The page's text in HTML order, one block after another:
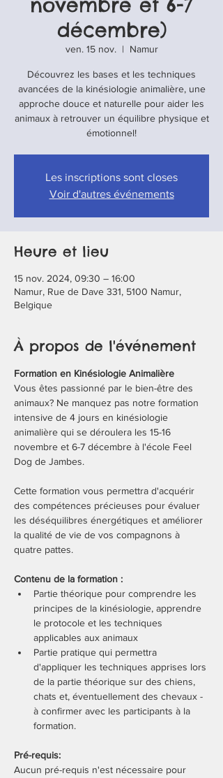
décembre)
ven. 15 nov.
  |
Namur
Découvrez les bases et les techniques
avancées de la kinésiologie animalière, une
approche douce et naturelle pour aider les
animaux à retrouver un équilibre physique et
émotionnel!
Les inscriptions sont closes
Voir d'autres événements
Heure et lieu
15 nov. 2024, 09:30 – 16:00
Namur, Rue de Dave 331, 5100 Namur,
Belgique
À propos de l'événement
Formation en Kinésiologie Animalière
Vous êtes passionné par le bien-être des
animaux? Ne manquez pas notre formation
intensive de 4 jours en kinésiologie
animalière qui se déroulera les 15-16
novembre et 6-7 décembre à l'école Feel
Dog de Jambes.
Cette formation vous permettra d'acquérir
des compétences précieuses pour évaluer
les déséquilibres énergétiques et améliorer
la qualité de vie de vos compagnons à
quatre pattes.
Contenu de la formation :
Partie théorique pour comprendre les
principes de la kinésiologie, apprendre
le protocole et les techniques
applicables aux animaux
Partie pratique qui permettra
d'appliquer les techniques apprises lors
de la partie théorique sur des chiens,
chats et, éventuellement des chevaux -
à confirmer avec les participants à la
formation.
Pré-requis:
Aucun pré-requis n'est nécessaire pour